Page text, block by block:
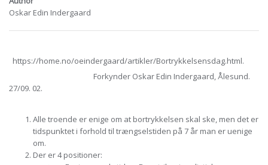
Oskar Edin Indergaard
https://home.no/oeindergaard/artikler/Bortrykkelsensdag.html.
Forkynder Oskar Edin Indergaard, Ålesund.
27/09. 02.
Alle troende er enige om at bortrykkelsen skal ske, men det er
tidspunktet i forhold til trængselstiden på 7 år man er uenige
om.
Der er 4 positioner: